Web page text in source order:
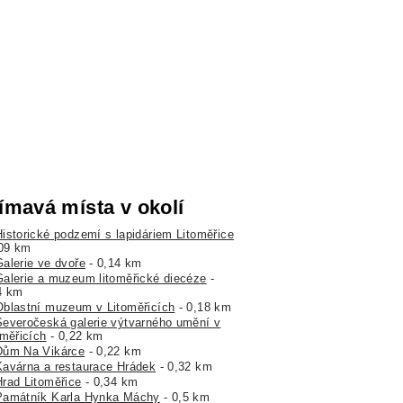
místa v okolí
podzemí s lapidáriem Litoměřice
km
ve dvoře- 0,14 km
a muzeum litoměřické diecéze -
km
muzeum v Litoměřicích - 0,18 km
galerie výtvarného umění v
- 0,22 km
Na Vikárce - 0,22 km
a restaurace Hrádek - 0,32 km
Litoměřice - 0,34 km
Karla Hynka Máchy - 0,5 km